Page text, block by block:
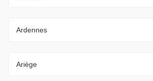
Ardennes
Ariège